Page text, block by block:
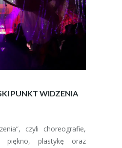
PUNKT WIDZENIA
czyli choreografie,
piękno, plastykę oraz